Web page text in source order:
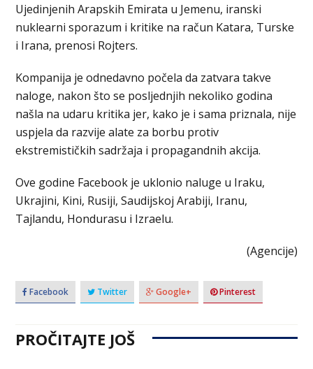
Ujedinjenih Arapskih Emirata u Jemenu, iranski
nuklearni sporazum i kritike na račun Katara, Turske
i Irana, prenosi Rojters.
Kompanija je odnedavno počela da zatvara takve
naloge, nakon što se posljednjih nekoliko godina
našla na udaru kritika jer, kako je i sama priznala, nije
uspjela da razvije alate za borbu protiv
ekstremističkih sadržaja i propagandnih akcija.
Ove godine Facebook je uklonio naluge u Iraku,
Ukrajini, Kini, Rusiji, Saudijskoj Arabiji, Iranu,
Tajlandu, Hondurasu i Izraelu.
(Agencije)
Facebook Twitter Google+ Pinterest
PROČITAJTE JOŠ